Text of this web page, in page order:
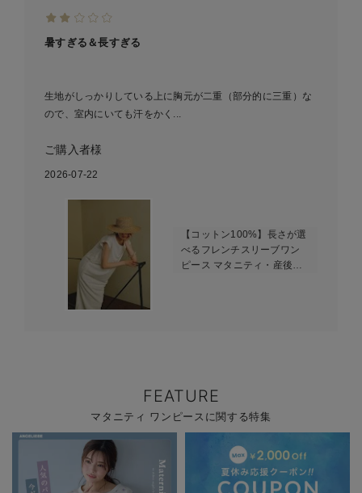
暑すぎる＆長すぎる
生地がしっかりしている上に胸元が二重（部分的に三重）な
ので、室内にいても汗をかく...
ご購入者様
2026-07-22
【コットン100%】長さが選
べるフレンチスリーブワン
ピース マタニティ・産後授
FEATURE
マタニティ ワンピースに関する特集